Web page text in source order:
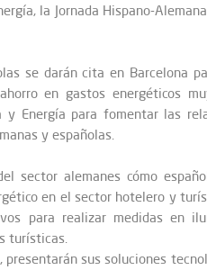
la Jornada Hispano-
se darán cita en Barcelona
en gastos energéticos
Energía para fomentar las
y españolas.
sector alemanes cómo
en el sector hotelero y
para realizar medidas en
turísticas.
sus soluciones